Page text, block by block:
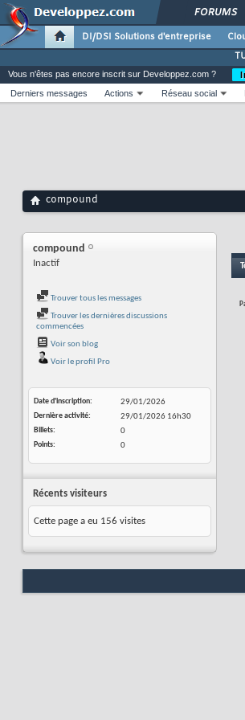
FORUMS
DI/DSI Solutions d'entreprise
Vous n'êtes pas encore inscrit sur Developpez.com ?
Derniers messages
Actions Réseau social
compound
compound
Inactif
Trouver tous les messages
Trouver les dernières discussions
commencées
Voir son blog
Voir le profil Pro
Date d'inscription
29/01/2026
Dernière activité
29/01/2026 16h30
Billets
0
Points
0
Récents visiteurs
Cette page a eu 156 visites